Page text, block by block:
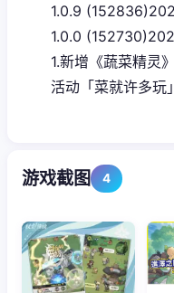
1.0.9
1.0.0
1.新增《蔬菜精灵
活动「菜就许多玩
游戏截图 4